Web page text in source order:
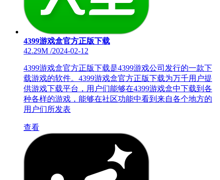
4399游戏盒官方正版下载
42.29M /2024-02-12
4399游戏盒官方正版下载是4399游戏公司发行的一款下
载游戏的软件。4399游戏盒官方正版下载为万千用户提
供游戏下载平台，用户们能够在4399游戏盒中下载到各
种各样的游戏，能够在社区功能中看到来自各个地方的
用户们所发表
查看